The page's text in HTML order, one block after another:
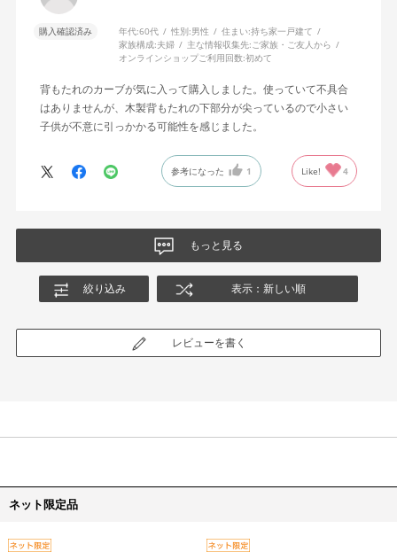
購入確認済み 年代:60代 性別:男性 住まい:持ち家一戸建て
家族構成:夫婦 主な情報収集先:ご家族・ご友人から
オンラインショップご利用回数:初めて
背もたれのカーブが気に入って購入しました。使っていて不具合
はありませんが、木製背もたれの下部分が尖っているので小さい
子供が不意に引っかかる可能性を感じました。
参考になった 1 Like! 4
もっと見る
絞り込み 表示：新しい順
レビューを書く
ネット限定品